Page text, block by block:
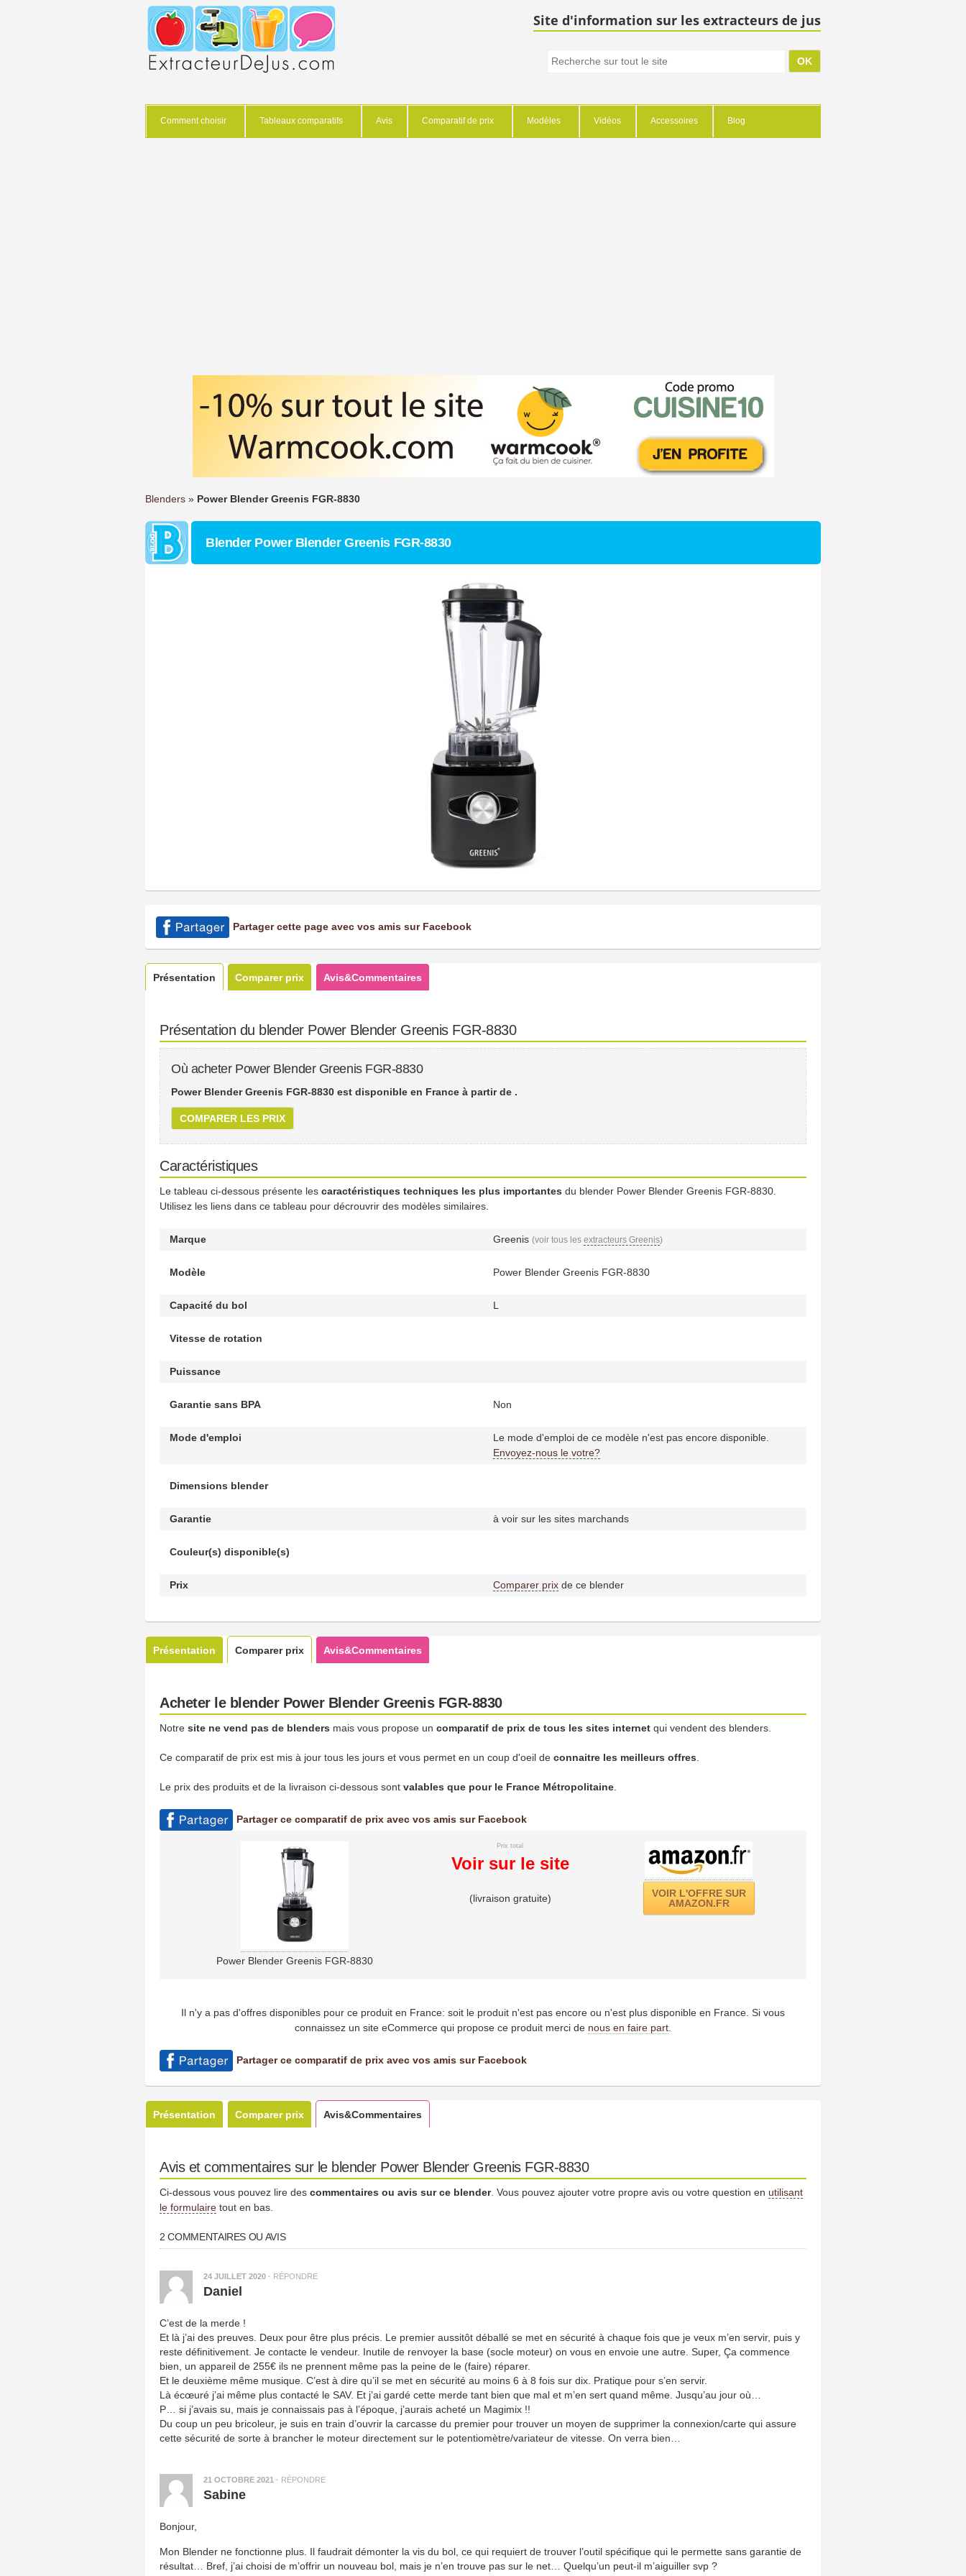
Site d'information sur les extracteurs de jus
Comment choisir Tableaux comparatifs Avis Comparatif de prix Modèles Vidéos Accessoires Blog
Blenders » Power Blender Greenis FGR-8830
Blender Power Blender Greenis FGR-8830
Partager cette page avec vos amis sur Facebook
Présentation Comparer prix Avis&Commentaires
Présentation du blender Power Blender Greenis FGR-8830
Où acheter Power Blender Greenis FGR-8830
Power Blender Greenis FGR-8830 est disponible en France à partir de .
COMPARER LES PRIX
Caractéristiques
Le tableau ci-dessous présente les caractéristiques techniques les plus importantes du blender Power Blender Greenis FGR-8830.
Utilisez les liens dans ce tableau pour décrouvrir des modèles similaires.
Marque Greenis (voir tous les extracteurs Greenis)
Modèle Power Blender Greenis FGR-8830
Capacité du bol L
Vitesse de rotation
Puissance
Garantie sans BPA Non
Mode d'emploi
Le mode d'emploi de ce modèle n'est pas encore disponible.
Envoyez-nous le votre?
Dimensions blender
Garantie à voir sur les sites marchands
Couleur(s) disponible(s)
Prix Comparer prixde ce blender
Présentation Comparer prix Avis&Commentaires
Acheter le blender Power Blender Greenis FGR-8830
Notre site ne vend pas de blenders mais vous propose un comparatif de prix de tous les sites internet qui vendent des blenders.
Ce comparatif de prix est mis à jour tous les jours et vous permet en un coup d'oeil de connaitre les meilleurs offres
Le prix des produits et de la livraison ci-dessous sont valables que pour le France Métropolitaine
Partager ce comparatif de prix avec vos amis sur Facebook
Power Blender Greenis FGR-8830
Prix total
Voir sur le site
(livraison gratuite)
VOIR L'OFFRE SUR
AMAZON.FR
Il n'y a pas d'offres disponibles pour ce produit en France: soit le produit n'est pas encore ou n'est plus disponible en France. Si vous
connaissez un site eCommerce qui propose ce produit merci de nous en faire part
Partager ce comparatif de prix avec vos amis sur Facebook
Présentation Comparer prix Avis&Commentaires
Avis et commentaires sur le blender Power Blender Greenis FGR-8830
Ci-dessous vous pouvez lire des commentaires ou avis sur ce blender. Vous pouvez ajouter votre propre avis ou votre question en utilisant
le formulaire tout en bas.
2 COMMENTAIRES OU AVIS
24 JUILLET 2020 · RÉPONDRE
Daniel
C’est de la merde !
Et là j’ai des preuves. Deux pour être plus précis. Le premier aussitôt déballé se met en sécurité à chaque fois que je veux m’en servir, puis y
reste définitivement. Je contacte le vendeur. Inutile de renvoyer la base (socle moteur) on vous en envoie une autre. Super, Ça commence
bien, un appareil de 255€ ils ne prennent même pas la peine de le (faire) réparer.
Et le deuxième même musique. C’est à dire qu’il se met en sécurité au moins 6 à 8 fois sur dix. Pratique pour s’en servir.
Là écœuré j’ai même plus contacté le SAV. Et j’ai gardé cette merde tant bien que mal et m’en sert quand même. Jusqu’au jour où…
P… si j’avais su, mais je connaissais pas à l’époque, j’aurais acheté un Magimix !!
Du coup un peu bricoleur, je suis en train d’ouvrir la carcasse du premier pour trouver un moyen de supprimer la connexion/carte qui assure
cette sécurité de sorte à brancher le moteur directement sur le potentiomètre/variateur de vitesse. On verra bien…
21 OCTOBRE 2021 · RÉPONDRE
Sabine
Bonjour,
Mon Blender ne fonctionne plus. Il faudrait démonter la vis du bol, ce qui requiert de trouver l’outil spécifique qui le permette sans garantie de
résultat… Bref, j’ai choisi de m’offrir un nouveau bol, mais je n’en trouve pas sur le net… Quelqu’un peut-il m’aiguiller svp ?